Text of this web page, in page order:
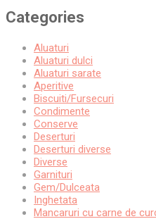
Categories
Aluaturi
Aluaturi dulci
Aluaturi sarate
Aperitive
Biscuiti/Fursecuri
Condimente
Conserve
Deserturi
Deserturi diverse
Diverse
Garnituri
Gem/Dulceata
Inghetata
Mancaruri cu carne de